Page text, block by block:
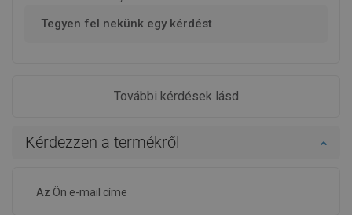
Tegyen fel nekünk egy kérdést
További kérdések lásd
Kérdezzen a termékről